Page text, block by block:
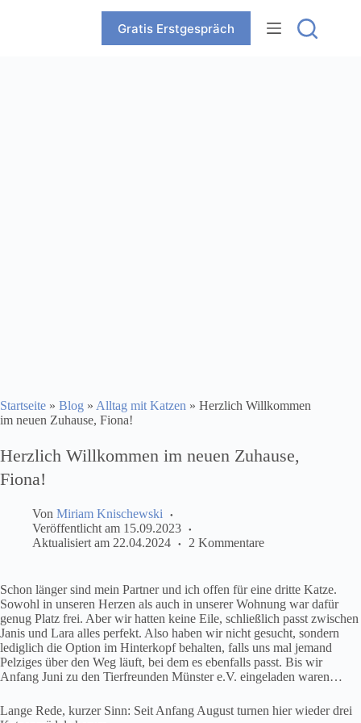
Gratis Erstgespräch
Startseite » Blog » Alltag mit Katzen » Herzlich Willkommen
im neuen Zuhause, Fiona!
Herzlich Willkommen im neuen Zuhause,
Fiona!
Von Miriam Knischewski
Veröffentlicht am 15.09.2023
Aktualisiert am 22.04.2024 2 Kommentare
Schon länger sind mein Partner und ich offen für eine dritte Katze.
Sowohl in unseren Herzen als auch in unserer Wohnung war dafür
genug Platz frei. Aber wir hatten keine Eile, schließlich passt zwischen
Janis und Lara alles perfekt. Also haben wir nicht gesucht, sondern
lediglich die Option im Hinterkopf behalten, falls uns mal jemand
Pelziges über den Weg läuft, bei dem es ebenfalls passt. Bis wir
Anfang Juni zu den Tierfreunden Münster e.V. eingeladen waren…
Lange Rede, kurzer Sinn: Seit Anfang August turnen hier wieder drei